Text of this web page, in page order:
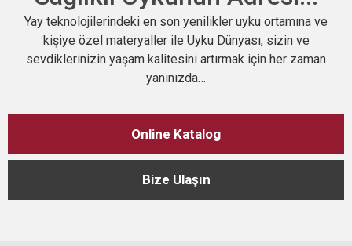
Yay teknolojilerindeki en son yenilikler uyku ortamına ve
kişiye özel materyaller ile Uyku Dünyası, sizin ve
sevdiklerinizin yaşam kalitesini artırmak için her zaman
yanınızda…
Online Katalog
Bize Ulaşın